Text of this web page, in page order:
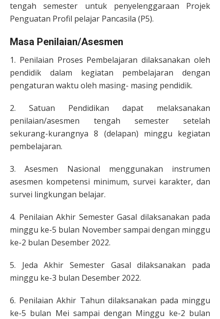
tengah semester untuk penyelenggaraan Projek
Penguatan Profil pelajar Pancasila (P5).
Masa Penilaian/Asesmen
1. Penilaian Proses Pembelajaran dilaksanakan oleh
pendidik dalam kegiatan pembelajaran dengan
pengaturan waktu oleh masing- masing pendidik.
2. Satuan Pendidikan dapat melaksanakan
penilaian/asesmen tengah semester setelah
sekurang-kurangnya 8 (delapan) minggu kegiatan
pembelajaran.
3. Asesmen Nasional menggunakan instrumen
asesmen kompetensi minimum, survei karakter, dan
survei lingkungan belajar.
4. Penilaian Akhir Semester Gasal dilaksanakan pada
minggu ke-5 bulan November sampai dengan minggu
ke-2 bulan Desember 2022.
5. Jeda Akhir Semester Gasal dilaksanakan pada
minggu ke-3 bulan Desember 2022.
6. Penilaian Akhir Tahun dilaksanakan pada minggu
ke-5 bulan Mei sampai dengan Minggu ke-2 bulan